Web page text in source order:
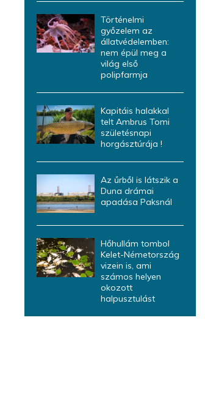
Történelmi
győzelem az
állatvédelemben:
nem épül meg a
világ első
polipfarmja
Kapitáis halakkal
telt Ambrus Tomi
születésnapi
horgásztúrája !
Az űrből is látszik a
Duna drámai
apadása Paksnál
Hőhullám tombol
Kelet-Németország
vizein is, ami
számos helyen
okozott
halpusztulást